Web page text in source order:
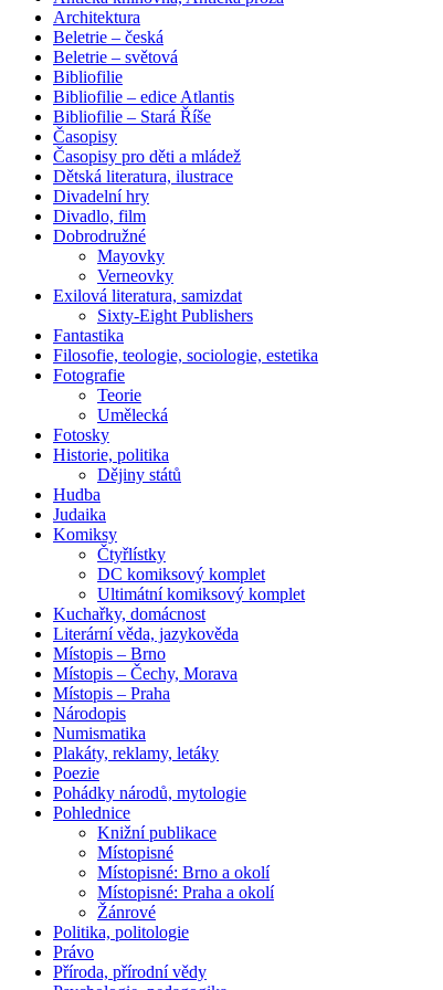
Architektura
Beletrie – česká
Beletrie – světová
Bibliofilie
Bibliofilie – edice Atlantis
Bibliofilie – Stará Říše
Časopisy
Časopisy pro děti a mládež
Dětská literatura, ilustrace
Divadelní hry
Divadlo, film
Dobrodružné
Mayovky
Verneovky
Exilová literatura, samizdat
Sixty-Eight Publishers
Fantastika
Filosofie, teologie, sociologie, estetika
Fotografie
Teorie
Umělecká
Fotosky
Historie, politika
Dějiny států
Hudba
Judaika
Komiksy
Čtyřlístky
DC komiksový komplet
Ultimátní komiksový komplet
Kuchařky, domácnost
Literární věda, jazykověda
Místopis – Brno
Místopis – Čechy, Morava
Místopis – Praha
Národopis
Numismatika
Plakáty, reklamy, letáky
Poezie
Pohádky národů, mytologie
Pohlednice
Knižní publikace
Místopisné
Místopisné: Brno a okolí
Místopisné: Praha a okolí
Žánrové
Politika, politologie
Právo
Příroda, přírodní vědy